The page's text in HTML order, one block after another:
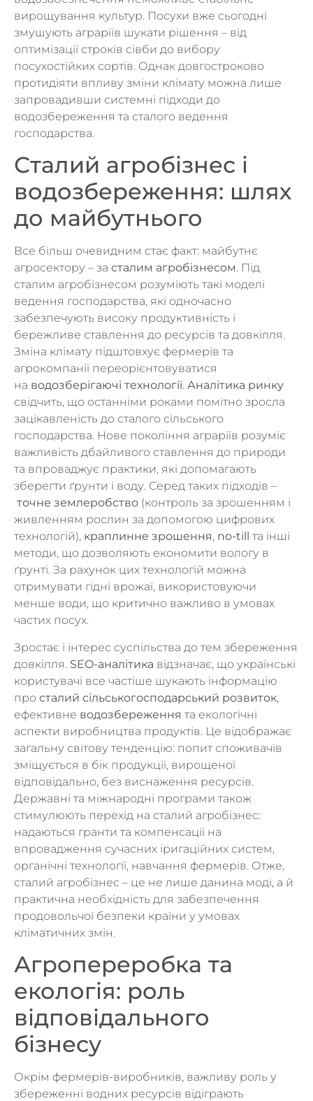
вирощування культур. Посухи вже сьогодні
змушують аграріїв шукати рішення – від
оптимізації строків сівби до вибору
посухостійких сортів. Однак довгостроково
протидіяти впливу зміни клімату можна лише
запровадивши системні підходи до
водозбереження та сталого ведення
господарства.
Сталий агробізнес і
водозбереження: шлях
до майбутнього
Все більш очевидним стає факт: майбутнє
агросектору – за сталим агробізнесом. Під
сталим агробізнесом розуміють такі моделі
ведення господарства, які одночасно
забезпечують високу продуктивність і
бережливе ставлення до ресурсів та довкілля.
Зміна клімату підштовхує фермерів та
агрокомпанії переорієнтовуватися
на водозберігаючі технології. Аналітика ринку
свідчить, що останніми роками помітно зросла
зацікавленість до сталого сільського
господарства. Нове покоління аграріїв розуміє
важливість дбайливого ставлення до природи
та впроваджує практики, які допомагають
зберегти ґрунти і воду. Серед таких підходів –
точне землеробство (контроль за зрошенням і
живленням рослин за допомогою цифрових
технологій), краплинне зрошення, no-till
та інші
методи, що дозволяють економити вологу в
ґрунті. За рахунок цих технологій можна
отримувати гідні врожаї, використовуючи
менше води, що критично важливо в умовах
частих посух.
Зростає і інтерес суспільства до тем збереження
довкілля. SEO-аналітика відзначає, що українські
користувачі все частіше шукають інформацію
про сталий сільськогосподарський розвиток,
ефективне водозбереження та екологічні
аспекти виробництва продуктів. Це відображає
загальну світову тенденцію: попит споживачів
зміщується в бік продукції, вирощеної
відповідально, без виснаження ресурсів.
Державні та міжнародні програми також
стимулюють перехід на сталий агробізнес:
надаються гранти та компенсації на
впровадження сучасних іригаційних систем,
органічні технології, навчання фермерів. Отже,
сталий агробізнес – це не лише данина моді, а й
практична необхідність для забезпечення
продовольчої безпеки країни у умовах
кліматичних змін.
Агропереробка та
екологія: роль
відповідального
бізнесу
Окрім фермерів-виробників, важливу роль у
збереженні водних ресурсів відіграють